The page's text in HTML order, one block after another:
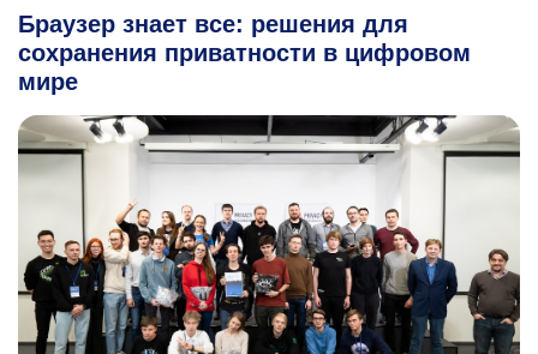
Браузер знает все: решения для
сохранения приватности в цифровом
мире